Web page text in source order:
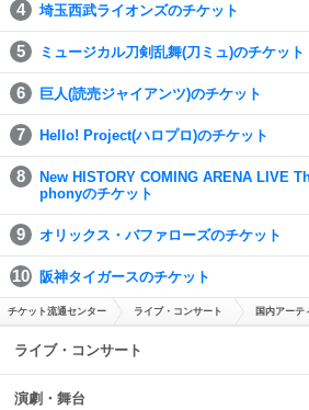
埼玉西武ライオンズのチケット
ミュージカル刀剣乱舞(刀ミュ)のチケット
巨人(読売ジャイアンツ)のチケット
Hello! Project(ハロプロ)のチケット
New HISTORY COMING ARENA LIVE
phonyのチケット
オリックス・バファローズのチケット
阪神タイガースのチケット
チケット流通センター ライブ・コンサート 国内アーテ
ライブ・コンサート
演劇・舞台